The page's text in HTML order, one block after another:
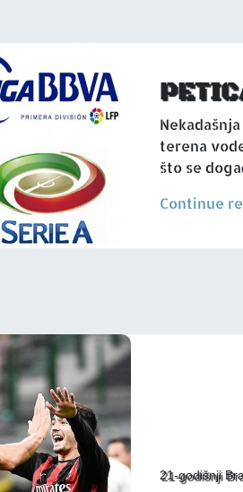
terena
što se
Continue
21-godišnji